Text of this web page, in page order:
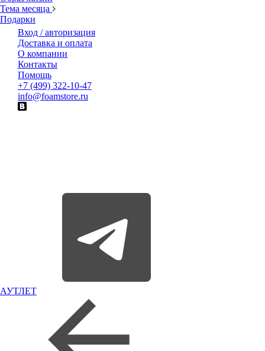
Тема месяца
Подарки
Вход / авторизация
Доставка и оплата
О компании
Контакты
Помощь
+7 (499) 322-10-47
info@foamstore.ru
АУТЛЕТ